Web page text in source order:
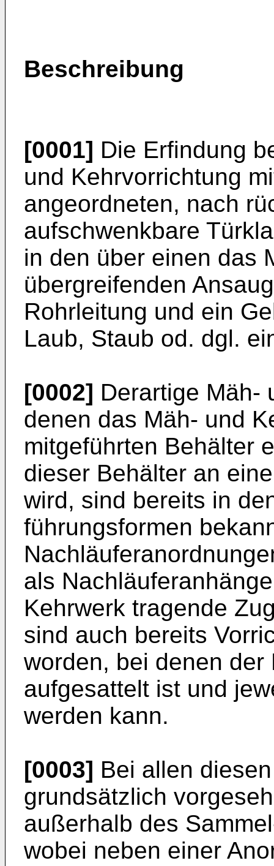
Beschreibung
[0001] Die Erfindung
und Kehrvorrich­tung
angeordneten, nach
aufschwenkbare
in den über einen das
übergreifen­den
Rohrleitung und ein
Laub, Staub od. dgl.
[0002] Derartige Mäh-
denen das Mäh- und
mitgeführten Behälter
dieser Behälter an
wird, sind bereits in
führungsformen
als
Kehrwerk tragende
sind auch bereits
worden, bei denen
aufgesattelt ist und
werden kann.
[0003] Bei allen
grundsätzlich
außerhalb des
wobei neben einer